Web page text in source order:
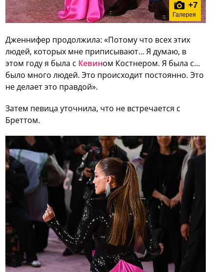
+7
Галерея
Дженнифер продолжила: «Потому что всех этих
людей, которых мне приписывают… Я думаю, в
этом году я была с Кевином Костнером. Я была с…
было много людей. Это происходит постоянно. Это
не делает это правдой».
Затем певица уточнила, что не встречается с
Бреттом.